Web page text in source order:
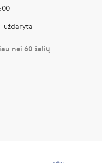
uždaryta
nei 60 šalių